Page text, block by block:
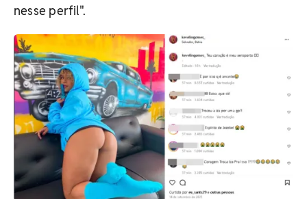
nesse perfil".